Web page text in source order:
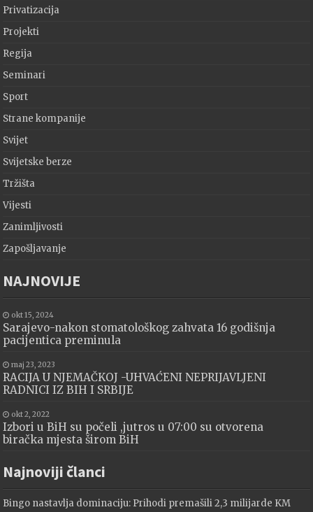
Privatizacija
Projekti
Regija
Seminari
Sport
Strane kompanije
Svijet
Svijetske berze
Tržišta
Vijesti
Zanimljivosti
Zapošljavanje
NAJNOVIJE
okt 15, 2024
Sarajevo-nakon stomatološkog zahvata 16 godišnja
pacijentica preminula
maj 23, 2023
RACIJA U NJEMAČKOJ -UHVAĆENI NEPRIJAVLJENI
RADNICI IZ BIH I SRBIJE
okt 2, 2022
Izbori u BiH su počeli ,jutros u 07:00 su otvorena
biračka mjesta širom BiH
Najnoviji članci
Bingo nastavlja dominaciju: Prihodi premašili 2,3 milijarde KM